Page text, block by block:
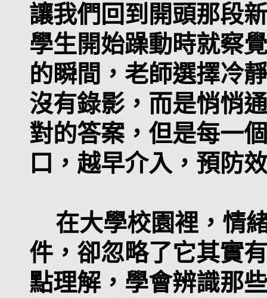
讓我們回到開頭那段
學生開始躁動時就察
的瞬間，老師選擇冷
沒有錄影，而是悄悄
對的答案，但是每一
口，越早介入，預防
在大學校園裡，情
件，卻忽略了它其實
點理解，學會辨識那